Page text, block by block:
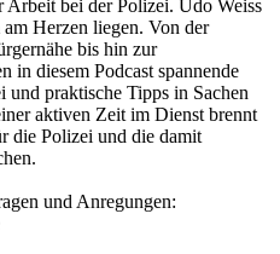
Arbeit bei der Polizei. Udo Weiss
Herzen liegen. Von der
bis hin zur
in diesem Podcast spannende
praktische Tipps in Sachen
aktiven Zeit im Dienst brennt
die Polizei und die damit
und Anregungen: